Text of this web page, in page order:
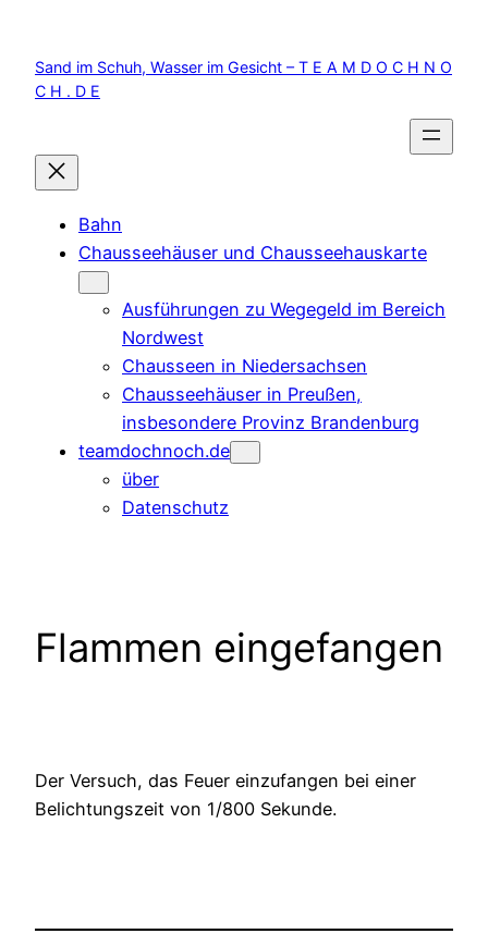
springen
Sand im Schuh, Wasser im Gesicht – T E A M D O C H N O
C H . D E
Bahn
Chausseehäuser und Chausseehauskarte
Ausführungen zu Wegegeld im Bereich
Nordwest
Chausseen in Niedersachsen
Chausseehäuser in Preußen,
insbesondere Provinz Brandenburg
teamdochnoch.de
über
Datenschutz
Flammen eingefangen
Der Versuch, das Feuer einzufangen bei einer
Belichtungszeit von 1/800 Sekunde.